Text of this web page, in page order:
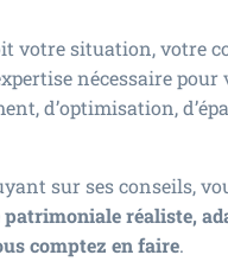
votre situation, votre
nécessaire
d’optimisation,
sur ses conseils,
réaliste,
comptez en faire.